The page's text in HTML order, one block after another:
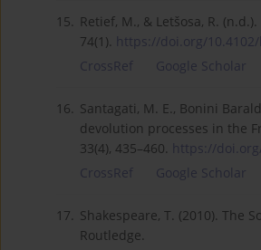
15. Retief, M., & Letšosa, R.
74(1). https://doi.org/10.4102/
CrossRef
Google Scholar
16. Santagati, M. E., Bonini
devolution processes in the
33(4), 435–460. https://doi.org/
CrossRef
Google Scholar
17. Shakespeare, T. (2010). The
Routledge.